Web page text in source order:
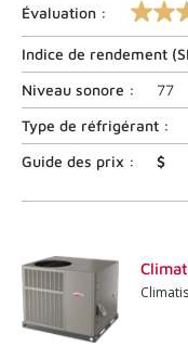
Évaluation :
4.5
sur
5
étoiles,
valeur
Lire
les
la
même
page.
Indice de rendement (
Niveau sonore :
77
Type de réfrigérant :
Guide des prix :
$